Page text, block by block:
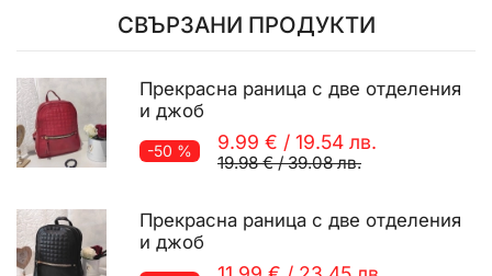
СВЪРЗАНИ ПРОДУКТИ
Прекрасна раница с две отделения
и джоб
-50 % 9.99 € / 19.54 лв.
19.98 €/39.08 лв.
Прекрасна раница с две отделения
и джоб